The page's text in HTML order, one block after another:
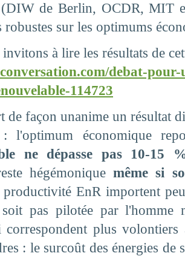
(DIW de Berlin, OCDR, MIT
robustes sur les optimums
à lire les résultats de
debat-
114723
de façon unanime un résultat
l'optimum économique
ne dépasse pas 10-15
hégémoniquemême si
productivité EnR importent
pas pilotée par l'homme
correspondent plus volontiers
: le surcoût des énergies de